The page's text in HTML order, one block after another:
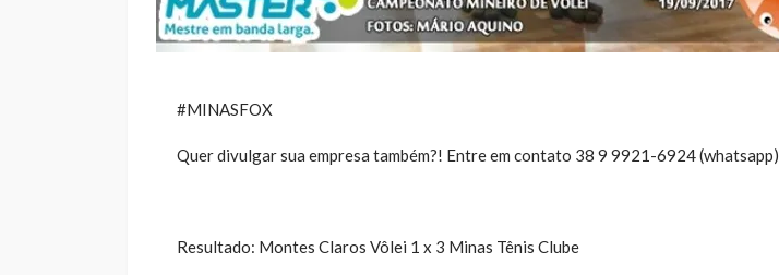
#MINASFOX
Quer divulgar sua empresa também?! Entre em contato 38 9 9921-6924 (whatsapp)
Resultado: Montes Claros Vôlei 1 x 3 Minas Tênis Clube